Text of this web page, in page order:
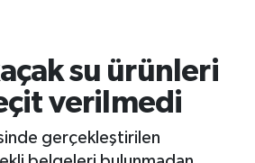
su ürünleri
verilmedi
gerçekleştirilen